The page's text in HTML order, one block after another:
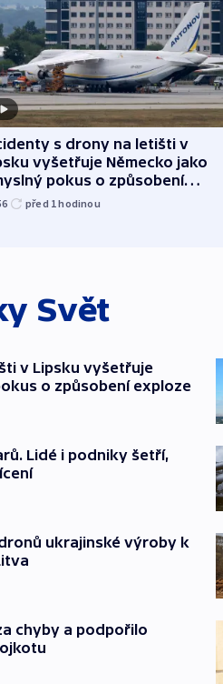
s drony na letišti v
vyšetřuje Německo jako
pokus o způsobení
před 1hodinou
Svět
v Lipsku vyšetřuje
o způsobení exploze
Lidé i podniky šetří,
ukrajinské výroby k
chyby a podpořilo